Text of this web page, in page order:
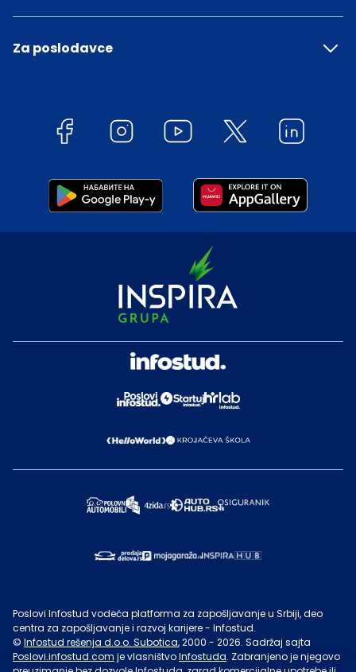
Za poslodavce
Poslovi Infostud vodeća platforma za zapošljavanje u Srbiji, deo
centra za zapošljavanje i razvoj karijere - Infostud.
© Infostud rešenja d.o.o. Subotica, 2000 - 2026. Sadržaj sajta
Poslovi.infostud.com je vlasništvoInfostuda. Zabranjeno je njegovo